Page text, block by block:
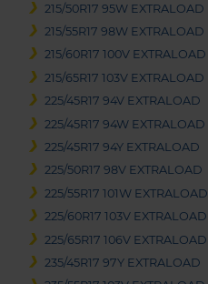
215/50R17 95W EXTRALOAD
215/55R17 98W EXTRALOAD
215/60R17 100V EXTRALOAD
215/65R17 103V EXTRALOAD
225/45R17 94V EXTRALOAD
225/45R17 94W EXTRALOAD
225/45R17 94Y EXTRALOAD
225/50R17 98V EXTRALOAD
225/55R17 101W EXTRALOAD
225/60R17 103V EXTRALOAD
225/65R17 106V EXTRALOAD
235/45R17 97Y EXTRALOAD